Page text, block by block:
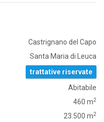
Castrignano del Capo
Santa Maria di Leuca
trattative riservate
Abitabile
460 m2
23.500 m2